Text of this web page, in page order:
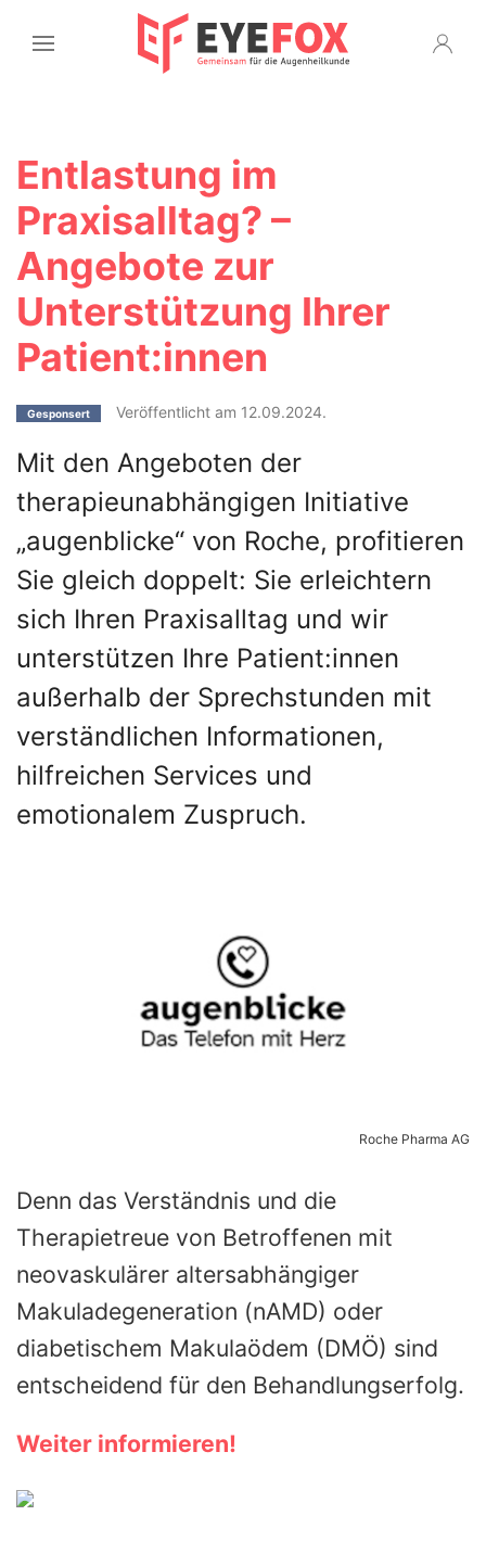
Entlastung im
Praxisalltag? –
Angebote zur
Unterstützung Ihrer
Patient:innen
Gesponsert Veröffentlicht am 12.09.2024.
Mit den Angeboten der
therapieunabhängigen Initiative
„augenblicke“ von Roche, profitieren
Sie gleich doppelt: Sie erleichtern
sich Ihren Praxisalltag und wir
unterstützen Ihre Patient:innen
außerhalb der Sprechstunden mit
verständlichen Informationen,
hilfreichen Services und
emotionalem Zuspruch.
Roche Pharma AG
Denn das Verständnis und die
Therapietreue von Betroffenen mit
neovaskulärer altersabhängiger
Makuladegeneration (nAMD) oder
diabetischem Makulaödem (DMÖ) sind
entscheidend für den Behandlungserfolg.
Weiter informieren!